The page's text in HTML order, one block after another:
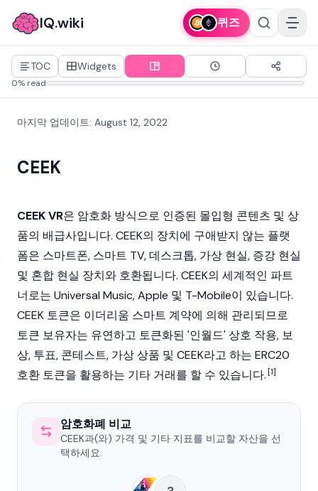
IQ.wiki 퀴즈
TOC Widgets
0% read
마지막 업데이트: August 12, 2022
CEEK
CEEK VR은 암호화 방식으로 인증된 몰입형 콘텐츠 및 상
품의 배급사입니다. CEEK의 장치에 구애받지 않는 플랫
폼은 스마트폰, 스마트 TV, 데스크톱, 가상 현실, 증강 현실
및 혼합 현실 장치와 호환됩니다. CEEK의 세계적인 파트
너로는 Universal Music, Apple 및 T-Mobile이 있습니다.
CEEK 토큰은 이더리움 스마트 계약에 의해 관리되므로
토큰 보유자는 유연하고 토큰화된 '인월드' 상호 작용, 보
상, 투표, 콘테스트, 가상 상품 및 CEEK라고 하는 ERC20
호환 토큰을 활용하는 기타 거래를 할 수 있습니다.[1]
암호화폐 비교
CEEK과(와) 가격 및 기타 지표를 비교할 자산을 선
택하세요.